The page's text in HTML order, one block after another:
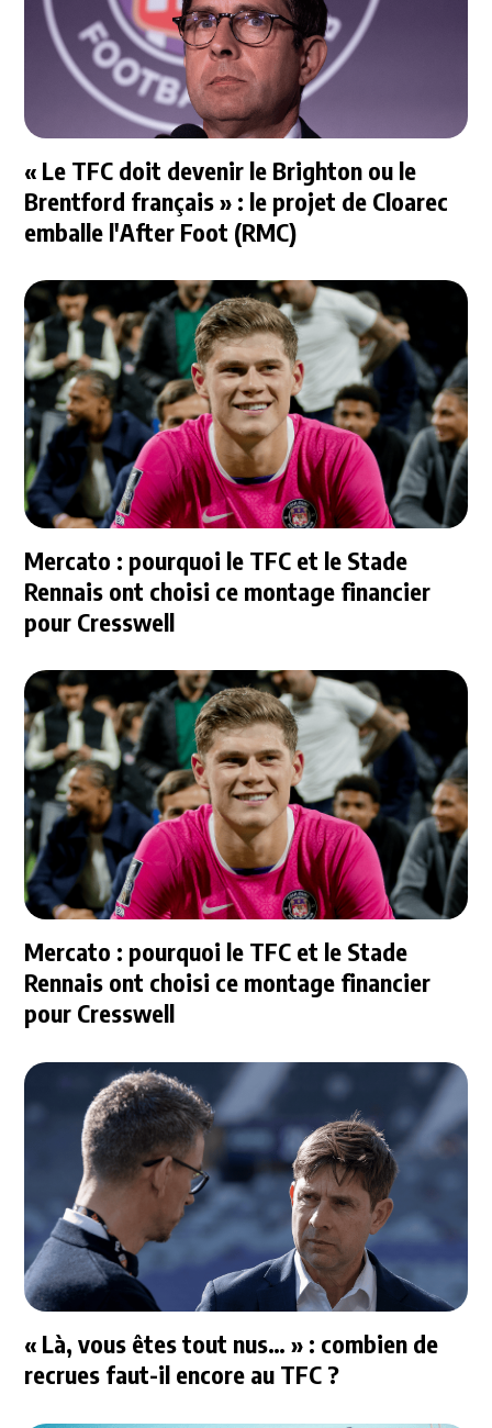
« Le TFC doit devenir le Brighton ou le
Brentford français » : le projet de Cloarec
emballe l'After Foot (RMC)
Mercato : pourquoi le TFC et le Stade
Rennais ont choisi ce montage financier
pour Cresswell
Mercato : pourquoi le TFC et le Stade
Rennais ont choisi ce montage financier
pour Cresswell
« Là, vous êtes tout nus… » : combien de
recrues faut-il encore au TFC ?